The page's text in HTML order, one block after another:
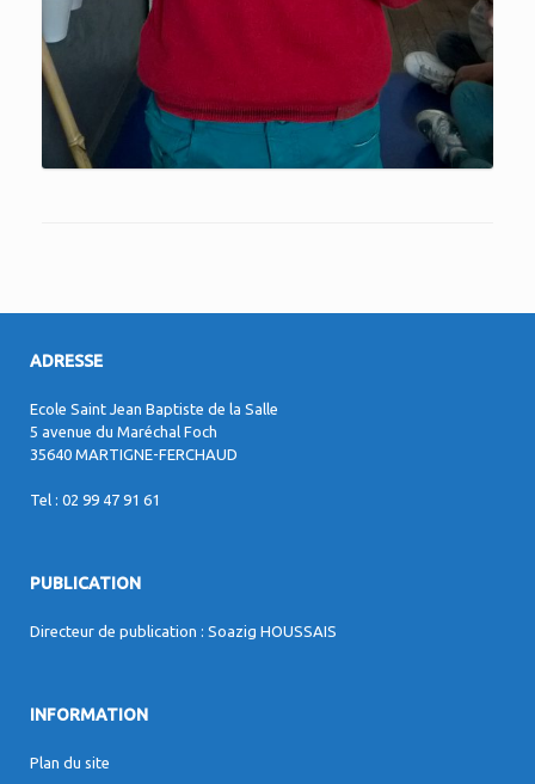
ADRESSE
Ecole Saint Jean Baptiste de la Salle
5 avenue du Maréchal Foch
35640 MARTIGNE-FERCHAUD
Tel : 02 99 47 91 61
PUBLICATION
Directeur de publication : Soazig HOUSSAIS
INFORMATION
Plan du site